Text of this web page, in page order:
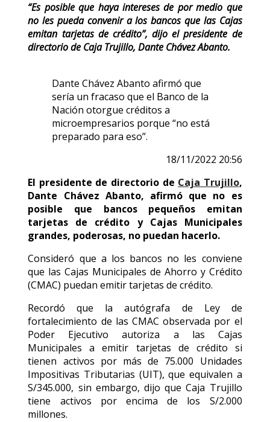
“Es posible que haya intereses de por medio que
no les pueda convenir a los bancos que las Cajas
emitan tarjetas de crédito”, dijo el presidente de
directorio de Caja Trujillo, Dante Chávez Abanto.
Dante Chávez Abanto afirmó que
sería un fracaso que el Banco de la
Nación otorgue créditos a
microempresarios porque “no está
preparado para eso”.
18/11/2022 20:56
El presidente de directorio de Caja Trujillo,
Dante Chávez Abanto, afirmó que no es
posible que bancos pequeños emitan
tarjetas de crédito y Cajas Municipales
grandes, poderosas, no puedan hacerlo.
Consideró que a los bancos no les conviene
que las Cajas Municipales de Ahorro y Crédito
(CMAC) puedan emitir tarjetas de crédito.
Recordó que la autógrafa de Ley de
fortalecimiento de las CMAC observada por el
Poder Ejecutivo autoriza a las Cajas
Municipales a emitir tarjetas de crédito si
tienen activos por más de 75.000 Unidades
Impositivas Tributarias (UIT), que equivalen a
S/345.000, sin embargo, dijo que Caja Trujillo
tiene activos por encima de los S/2.000
millones.